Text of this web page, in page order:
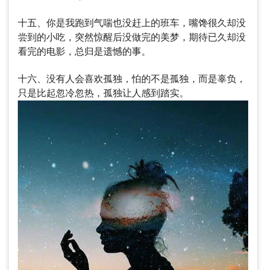
十五、你是我跑到气喘也没赶上的班车，嘴馋很久却没
尝到的小吃，突然惊醒后没做完的美梦，期待已久却没
看完的电影，总归是遗憾的事。
十六、没有人会喜欢孤独，怕的不是孤独，而是辜负，
只是比起忽冷忽热，孤独让人感到踏实。